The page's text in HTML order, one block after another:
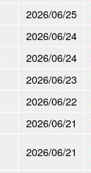
2026/06/25
2026/06/24
2026/06/24
2026/06/23
2026/06/22
2026/06/21
2026/06/21